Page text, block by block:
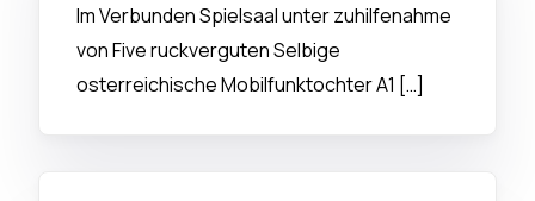
Im Verbunden Spielsaal unter zuhilfenahme
von Five ruckverguten Selbige
osterreichische Mobilfunktochter A1 […]